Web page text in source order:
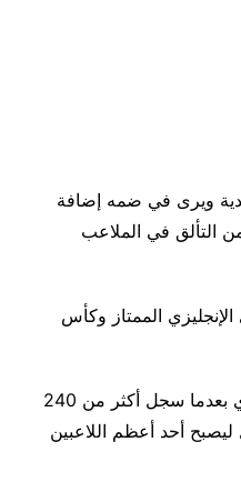
ويرى في ضمه إضافة
التألق في الملاعب
الممتاز وكأس
كما نجح “الفرعون المصري” في كتابة اسمه بأحرف من ذهب في تاريخ النادي الإنجليزي بعدما سجل أكثر من 240
ليصبح أحد أعظم اللاعبين